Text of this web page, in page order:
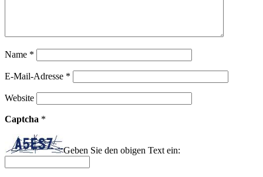
Name *
E-Mail-Adresse *
Website
Captcha *
Geben Sie den obigen Text ein: